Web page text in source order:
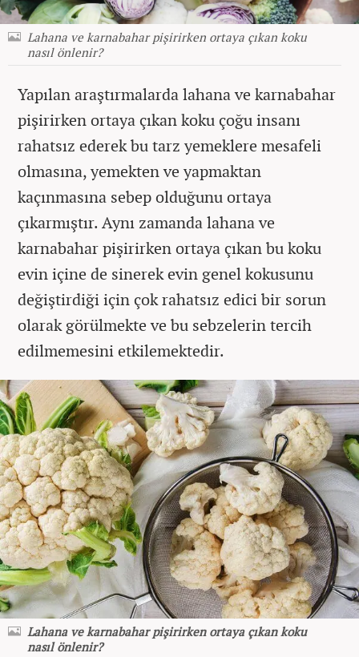
Lahana ve karnabahar pişirirken ortaya çıkan koku
nasıl önlenir?
Yapılan araştırmalarda lahana ve karnabahar
pişirirken ortaya çıkan koku çoğu insanı
rahatsız ederek bu tarz yemeklere mesafeli
olmasına, yemekten ve yapmaktan
kaçınmasına sebep olduğunu ortaya
çıkarmıştır. Aynı zamanda lahana ve
karnabahar pişirirken ortaya çıkan bu koku
evin içine de sinerek evin genel kokusunu
değiştirdiği için çok rahatsız edici bir sorun
olarak görülmekte ve bu sebzelerin tercih
edilmemesini etkilemektedir.
Lahana ve karnabahar pişirirken ortaya çıkan koku
nasıl önlenir?